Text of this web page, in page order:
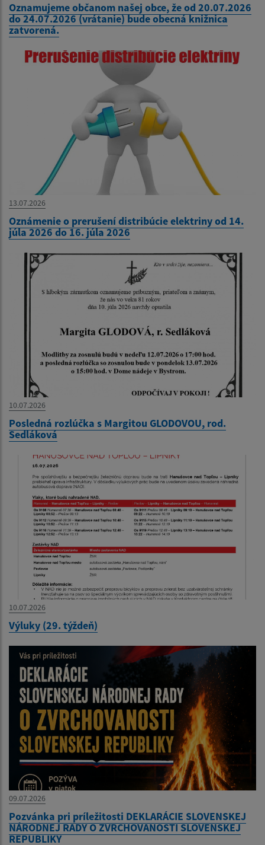
Oznamujeme občanom našej obce, že od 20.07.2026
do 24.07.2026 (vrátanie) bude obecná knižnica
zatvorená.
13.07.2026
Oznámenie o prerušení distribúcie elektriny od 14.
júla 2026 do 16. júla 2026
10.07.2026
Posledná rozlúčka s Margitou GLODOVOU, rod.
Sedláková
10.07.2026
Výluky (29. týždeň)
09.07.2026
Pozvánka pri príležitosti DEKLARÁCIE SLOVENSKEJ
NÁRODNEJ RADY O ZVRCHOVANOSTI SLOVENSKEJ
REPUBLIKY